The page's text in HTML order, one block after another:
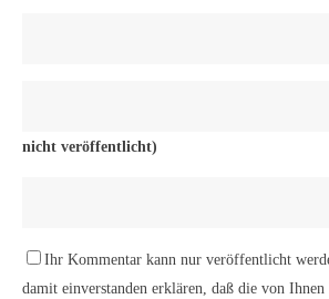
nicht veröffentlicht)
Ihr Kommentar kann nur veröffentlicht
damit einverstanden erklären, daß die von Ihnen